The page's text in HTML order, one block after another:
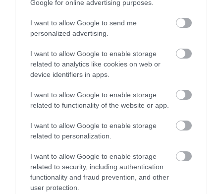
Google for online advertising purposes.
I want to allow Google to send me
personalized advertising.
I want to allow Google to enable storage
related to analytics like cookies on web or
device identifiers in apps.
I want to allow Google to enable storage
related to functionality of the website or app.
I want to allow Google to enable storage
related to personalization.
I want to allow Google to enable storage
related to security, including authentication
functionality and fraud prevention, and other
user protection.
árajánlatot. Ez tehát komplex probléma
A szakember továbbá megjegyezte azt is, hogy nagyon bízik
benne, hogy az ágazat kitartó munkájának, valamint a széles és
kiváló minőségű borkínálatnak köszönhetően előbb-utóbb
visszatér a fejenként 25-30 literes fogyasztás.